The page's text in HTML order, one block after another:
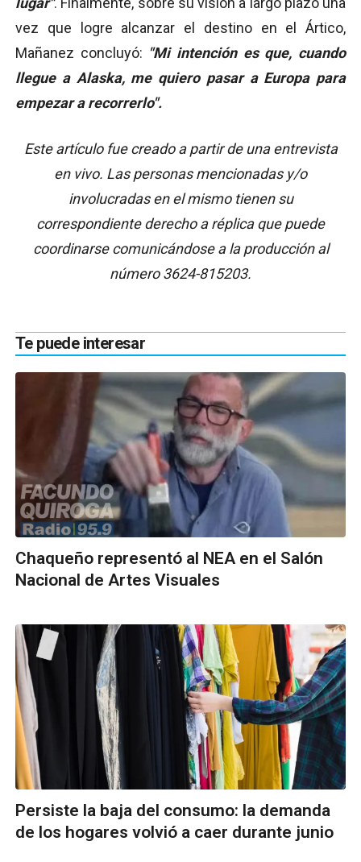
vez que logre alcanzar el destino en el Ártico,
Mañanez concluyó: "Mi intención es que, cuando
llegue a Alaska, me quiero pasar a Europa para
empezar a recorrerlo".
Este artículo fue creado a partir de una entrevista
en vivo. Las personas mencionadas y/o
involucradas en el mismo tienen su
correspondiente derecho a réplica que puede
coordinarse comunicándose a la producción al
número 3624-815203.
Te puede interesar
Chaqueño representó al NEA en el Salón
Nacional de Artes Visuales
Persiste la baja del consumo: la demanda
de los hogares volvió a caer durante junio